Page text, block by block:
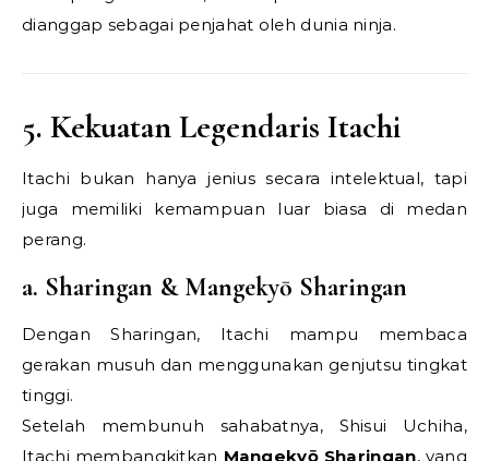
dianggap sebagai penjahat oleh dunia ninja.
5. Kekuatan Legendaris Itachi
Itachi bukan hanya jenius secara intelektual, tapi
juga memiliki kemampuan luar biasa di medan
perang.
a. Sharingan & Mangekyō Sharingan
Dengan Sharingan, Itachi mampu membaca
gerakan musuh dan menggunakan genjutsu tingkat
tinggi.
Setelah membunuh sahabatnya, Shisui Uchiha,
Itachi membangkitkan Mangekyō Sharingan, yang